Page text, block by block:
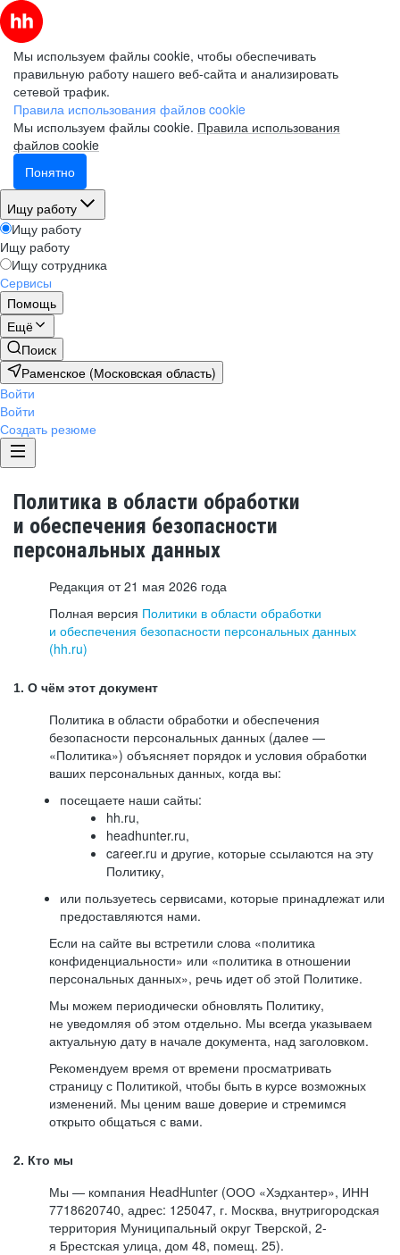
Мы используем файлы cookie, чтобы обеспечивать
правильную работу нашего веб-сайта и анализировать
сетевой трафик.
Правила использования файлов cookie
Мы используем файлы cookie. Правила использования
файлов cookie
Понятно
Ищу работу
Ищу работу
Ищу работу
Ищу сотрудника
Сервисы
Помощь
Ещё
Поиск
Раменское (Московская область)
Войти
Войти
Создать резюме
Политика в области обработки
и обеспечения безопасности
персональных данных
Редакция от 21 мая 2026 года
Полная версия Политики в области обработки
и обеспечения безопасности персональных данных
(hh.ru)
1. О чём этот документ
Политика в области обработки и обеспечения
безопасности персональных данных (далее —
«Политика») объясняет порядок и условия обработки
ваших персональных данных, когда вы:
посещаете наши сайты:
hh.ru,
headhunter.ru,
career.ru и другие, которые ссылаются на эту
Политику,
или пользуетесь сервисами, которые принадлежат или
предоставляются нами.
Если на сайте вы встретили слова «политика
конфиденциальности» или «политика в отношении
персональных данных», речь идет об этой Политике.
Мы можем периодически обновлять Политику,
не уведомляя об этом отдельно. Мы всегда указываем
актуальную дату в начале документа, над заголовком.
Рекомендуем время от времени просматривать
страницу с Политикой, чтобы быть в курсе возможных
изменений. Мы ценим ваше доверие и стремимся
открыто общаться с вами.
2. Кто мы
Мы — компания HeadHunter (ООО «Хэдхантер», ИНН
7718620740, адрес: 125047, г. Москва, внутригородская
территория Муниципальный округ Тверской, 2-
я Брестская улица, дом 48, помещ. 25).